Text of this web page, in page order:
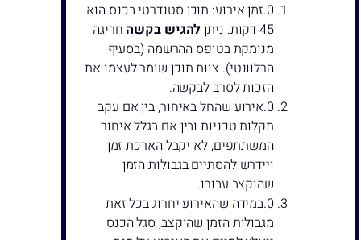
זמן אירוע: תוכן סטנדרטי בכנס הוא
45 דקות. ניתן
להגיש בקשה חריגה
מנומקת בטופס ההרשמה (בסעיף
הרלוונטי). צוות תוכן שומר לעצמו את
הזכות לסרב לבקשה.
אירוע שהחל באיחור, בין אם עקב
תקלות טכניות ובין אם בגלל איחור
המשתתפים, לא יקבל הארכת זמן
ויידרש להסתיים בגבולות הזמן
שהוקצב עבורו.
במידה שהאירוע יחרוג בכל זאת
מגבולות הזמן שהוקצב, סגל הכנס